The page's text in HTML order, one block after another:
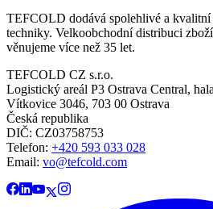
TEFCOLD dodává spolehlivé a
techniky. Velkoobchodní distribuci
věnujeme více než 35 let.
TEFCOLD CZ s.r.o.
Logistický areál P3 Ostrava Central,
Vítkovice 3046, 703 00 Ostrava
Česká republika
DIČ: CZ03758753​​​​​​
Telefon: +420 593 033 028
Email: vo@tefcold.com